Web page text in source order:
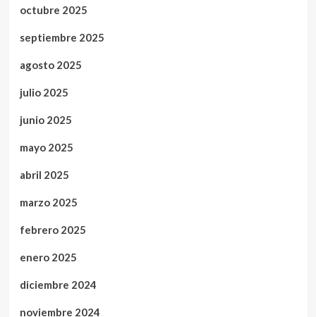
octubre 2025
septiembre 2025
agosto 2025
julio 2025
junio 2025
mayo 2025
abril 2025
marzo 2025
febrero 2025
enero 2025
diciembre 2024
noviembre 2024